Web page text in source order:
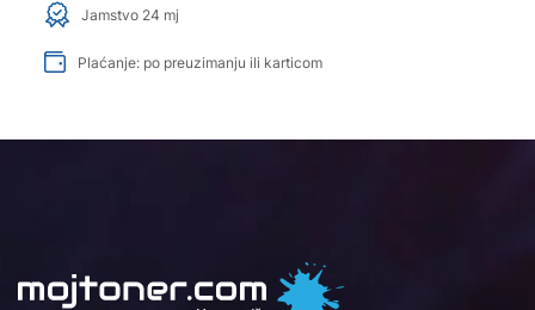
Jamstvo 24 mj
Plaćanje: po preuzimanju ili karticom